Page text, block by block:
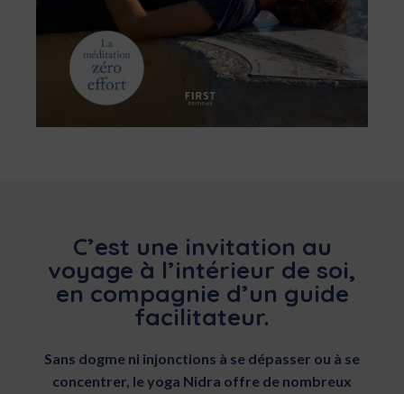
C’est une invitation au
voyage à l’intérieur de soi,
en compagnie d’un guide
facilitateur.
Sans dogme ni injonctions à se dépasser ou à se
concentrer, le yoga Nidra offre de nombreux